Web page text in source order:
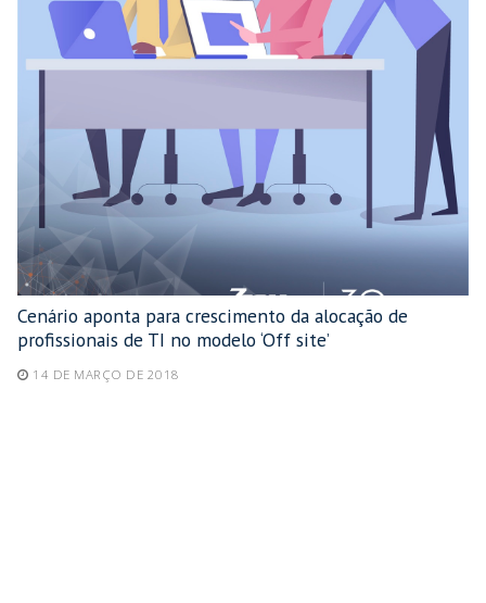
Cenário aponta para crescimento da alocação de
profissionais de TI no modelo ‘Off site’
14 DE MARÇO DE 2018